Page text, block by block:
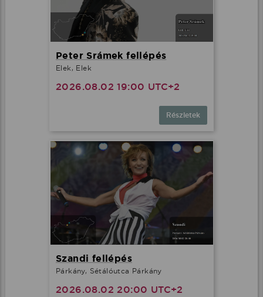
Peter Srámek fellépés
Elek, Elek
2026.08.02 19:00 UTC+2
Részletek
Szandi fellépés
Párkány, Sétálóutca Párkány
2026.08.02 20:00 UTC+2